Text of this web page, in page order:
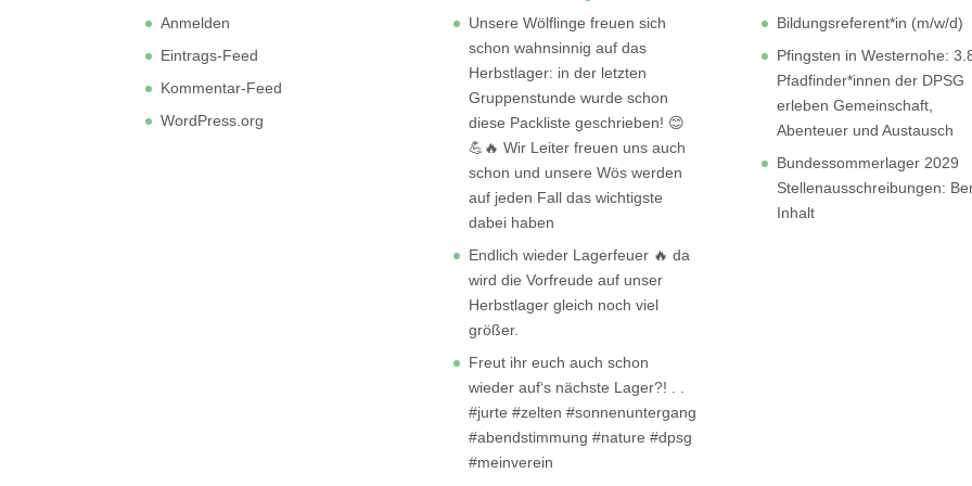
Anmelden
Eintrags-Feed
Kommentar-Feed
WordPress.org
Unsere Wölflinge freuen sich
schon wahnsinnig auf das
Herbstlager: in der letzten
Gruppenstunde wurde schon
diese Packliste geschrieben! 😊
💪🔥 Wir Leiter freuen uns auch
schon und unsere Wös werden
auf jeden Fall das wichtigste
dabei haben
Endlich wieder Lagerfeuer 🔥 da
wird die Vorfreude auf unser
Herbstlager gleich noch viel
größer.
Freut ihr euch auch schon
wieder auf‘s nächste Lager?! . .
#jurte #zelten #sonnenuntergang
#abendstimmung #nature #dpsg
#meinverein
Bildungsreferent*in (m/w/d)
Pfingsten in Westernohe:
Pfadfinder*innen der DPSG
erleben Gemeinschaft,
Abenteuer und Austausch
Bundessommerlager 2029
Stellenausschreibungen:
Inhalt